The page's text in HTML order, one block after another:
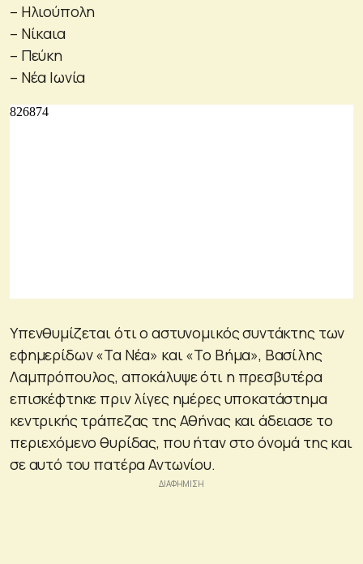
– Ηλιούπολη
– Νίκαια
– Πεύκη
– Νέα Ιωνία
Υπενθυμίζεται ότι ο αστυνομικός συντάκτης των
εφημερίδων «Τα Νέα» και «Το Βήμα», Βασίλης
Λαμπρόπουλος, αποκάλυψε ότι η πρεσβυτέρα
επισκέφτηκε πριν λίγες ημέρες υποκατάστημα
κεντρικής τράπεζας της Αθήνας και άδειασε το
περιεχόμενο θυρίδας, που ήταν στο όνομά της και
σε αυτό του πατέρα Αντωνίου.